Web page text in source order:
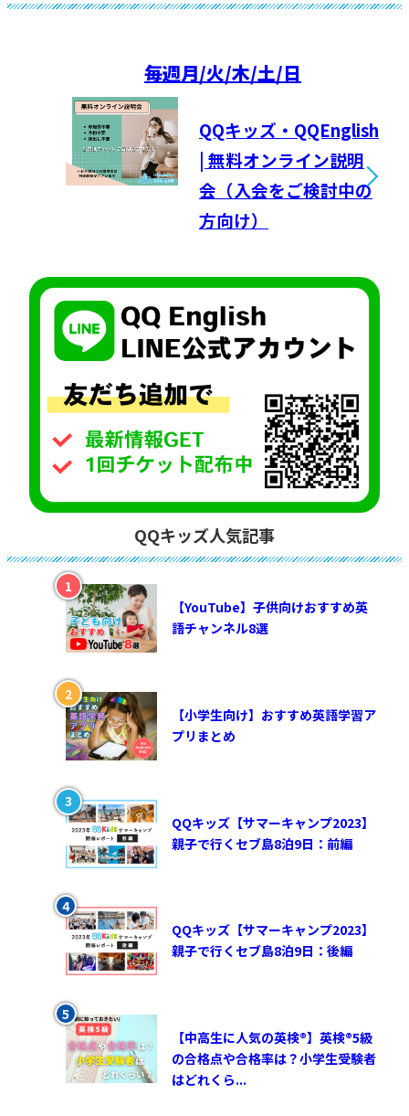
毎週月/火/木/土/日
QQキッズ・QQEnglish
| 無料オンライン説明
会（入会をご検討中の
方向け）
QQキッズ人気記事
【YouTube】子供向けおすすめ英
語チャンネル8選
【小学生向け】おすすめ英語学習ア
プリまとめ
QQキッズ【サマーキャンプ2023】
親子で行くセブ島8泊9日：前編
QQキッズ【サマーキャンプ2023】
親子で行くセブ島8泊9日：後編
【中高生に人気の英検®︎】英検®︎5級
の合格点や合格率は？小学生受験者
はどれくら...